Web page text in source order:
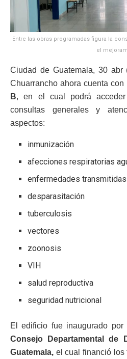
Entre las obras programadas figura la
el
Ciudad de Guatemala, 30 abr
Chuarrancho ahora cuenta con
B, en el cual podrá
consultas generales y
aspectos:
inmunización
afecciones respiratorias
enfermedades
desparasitación
tuberculosis
vectores
zoonosis
VIH
salud reproductiva
seguridad nutricional
El edificio fue inaugurado por
Consejo Departamental de
Guatemala, el cual financió los